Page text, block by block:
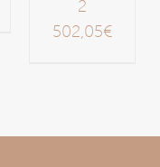
2
502,05€